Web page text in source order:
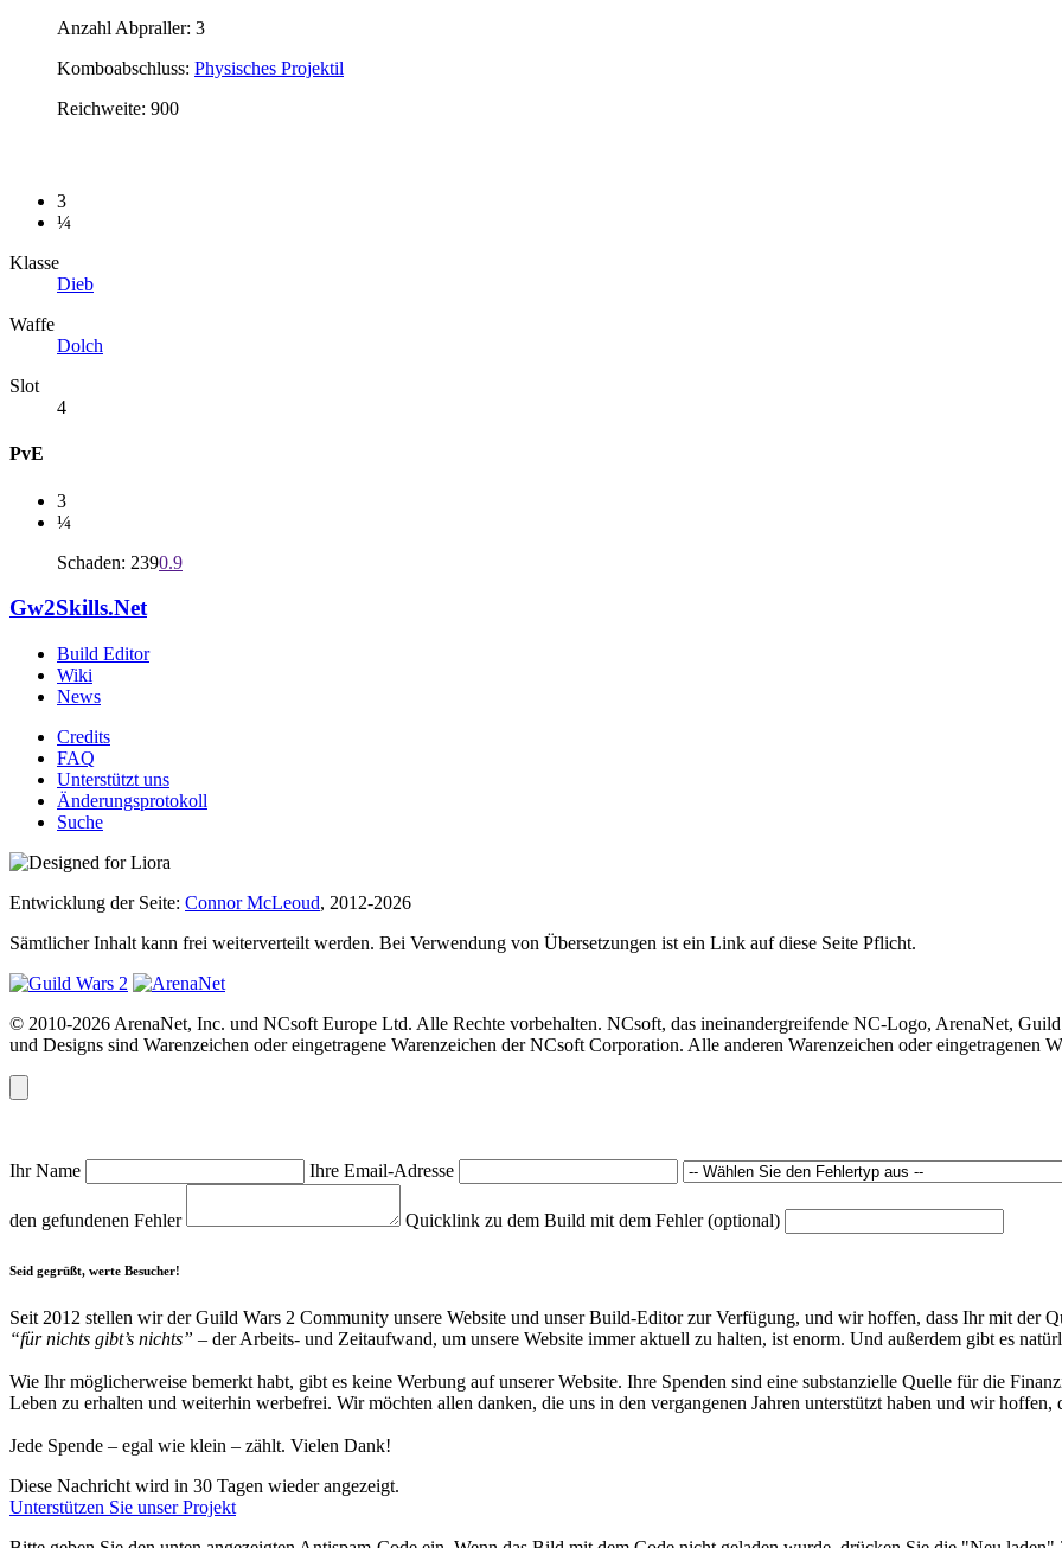
Anzahl Abpraller: 3
Komboabschluss: Physisches Projektil
Reichweite: 900
3
¼
Klasse
Dieb
Waffe
Dolch
Slot
4
PvE
3
¼
Schaden: 2390.9
Gw2Skills.Net
Build Editor
Wiki
News
Credits
FAQ
Unterstützt uns
Änderungsprotokoll
Suche
Entwicklung der Seite: Connor McLeoud, 2012-2026
Sämtlicher Inhalt kann frei weiterverteilt werden. Bei Verwendung von Übersetzungen ist ein Link auf diese Seite Pflicht.
© 2010-2026 ArenaNet, Inc. und NCsoft Europe Ltd. Alle Rechte vorbehalten. NCsoft, das ineinandergreifende NC-Logo, ArenaNet,
und Designs sind Warenzeichen oder eingetragene Warenzeichen der NCsoft Corporation. Alle anderen Warenzeichen oder eingetragenen
Ihr Name Ihre Email-Adresse
den gefundenen Fehler Quicklink zu dem Build mit dem Fehler (optional)
Seid gegrüßt, werte Besucher!
Seit 2012 stellen wir der Guild Wars 2 Community unsere Website und unser Build-Editor zur Verfügung, und wir hoffen, dass Ihr mit der
“für nichts gibt’s nichts” – der Arbeits- und Zeitaufwand, um unsere Website immer aktuell zu halten, ist enorm. Und außerdem gibt es
Wie Ihr möglicherweise bemerkt habt, gibt es keine Werbung auf unserer Website. Ihre Spenden sind eine substanzielle Quelle für die
Leben zu erhalten und weiterhin werbefrei. Wir möchten allen danken, die uns in den vergangenen Jahren unterstützt haben und wir
Jede Spende – egal wie klein – zählt. Vielen Dank!
Diese Nachricht wird in 30 Tagen wieder angezeigt.
Unterstützen Sie unser Projekt